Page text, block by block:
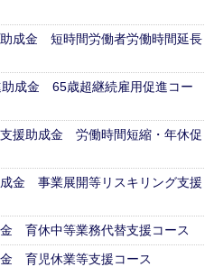
助成金 短時間労働者労働時間延長
助成金 65歳超継続雇用促進コー
支援助成金 労働時間短縮・年休促
成金 事業展開等リスキリング支援
金 育休中等業務代替支援コース
金 育児休業等支援コース